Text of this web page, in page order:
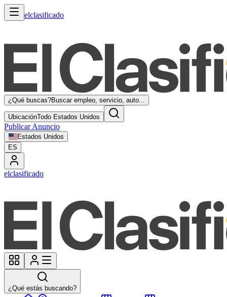
elclasificado
¿Qué buscas?Buscar empleo, servicio, auto...
UbicaciónTodo Estados Unidos
Publicar Anuncio
Estados Unidos
ES
elclasificado
¿Qué estás buscando?